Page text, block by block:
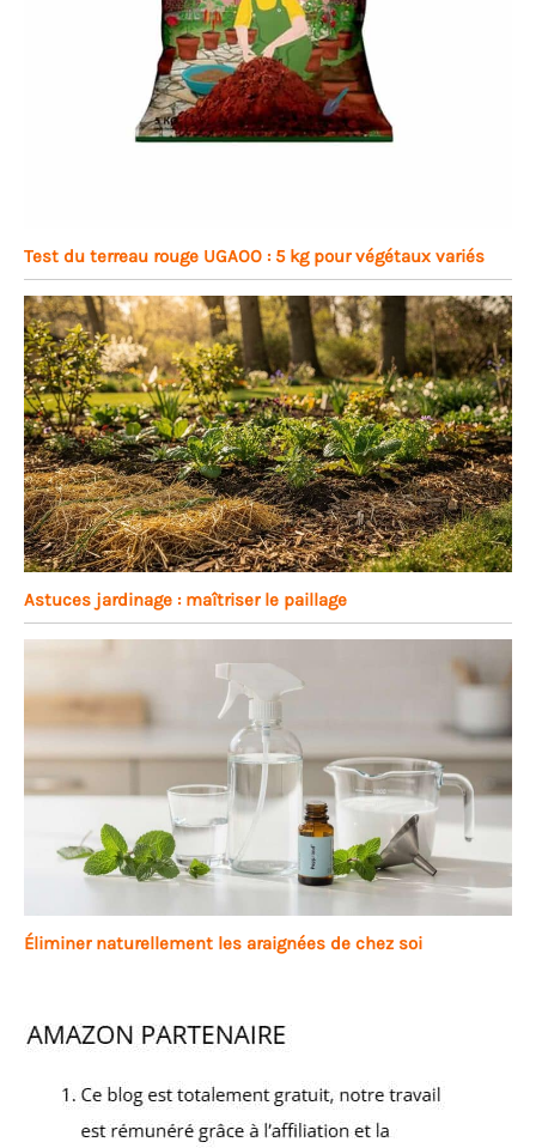
Test du terreau rouge UGAOO : 5 kg pour végétaux variés
Astuces jardinage : maîtriser le paillage
Éliminer naturellement les araignées de chez soi